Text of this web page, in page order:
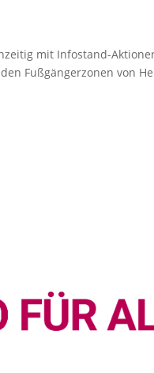
mit Infostand-
Fußgängerzonen von